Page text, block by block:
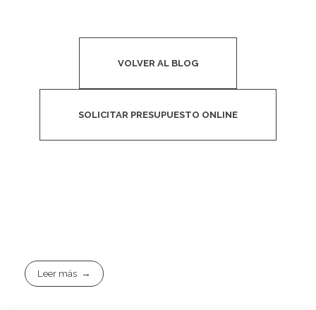
VOLVER AL BLOG
SOLICITAR PRESUPUESTO ONLINE
Leer más